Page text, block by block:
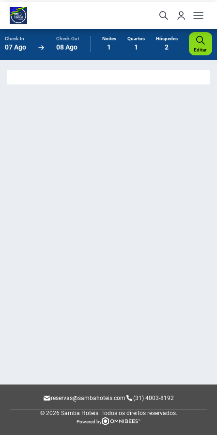
Check-In
07 Ago
Check-Out
08 Ago
Noites
1
Quartos
1
Hóspedes
2 Editar
reservas@sambahoteis.com (31) 4003-8192
© 2026 Samba Hoteis. Todos os direitos reservados.
Powered by